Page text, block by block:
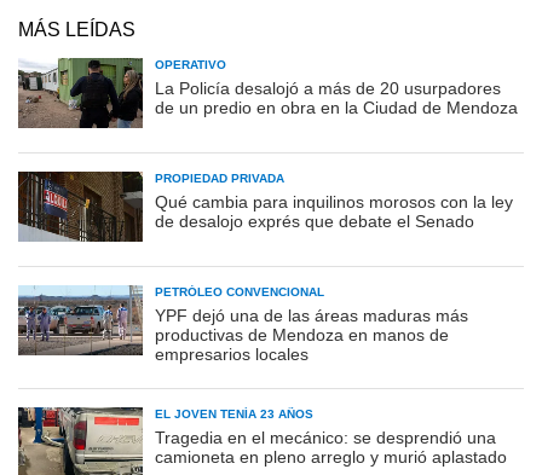
MÁS LEÍDAS
OPERATIVO
La Policía desalojó a más de 20 usurpadores
de un predio en obra en la Ciudad de Mendoza
PROPIEDAD PRIVADA
Qué cambia para inquilinos morosos con la ley
de desalojo exprés que debate el Senado
PETRÓLEO CONVENCIONAL
YPF dejó una de las áreas maduras más
productivas de Mendoza en manos de
empresarios locales
EL JOVEN TENÍA 23 AÑOS
Tragedia en el mecánico: se desprendió una
camioneta en pleno arreglo y murió aplastado